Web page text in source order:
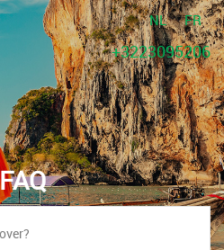
NL FR
+3223095206
FAQ